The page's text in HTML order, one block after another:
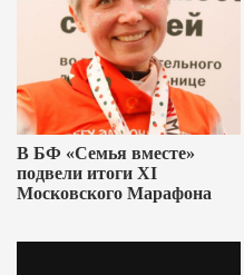
В БФ «Семья вместе»
подвели итоги XI
Московского Марафона